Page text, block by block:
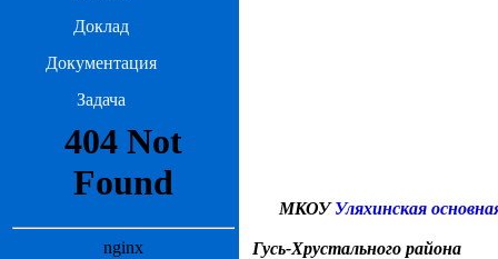
Доклад
Документация
Задача
МКОУУляхинская
Гусь-Хрустального района